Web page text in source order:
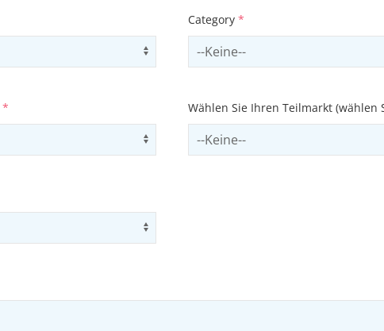
Use arrow keys to navigate options
Category *
Select contactCategory
*
Use arrow keys to navigate options
Wählen Sie Ihren Teilmarkt (wählen
Select subSector